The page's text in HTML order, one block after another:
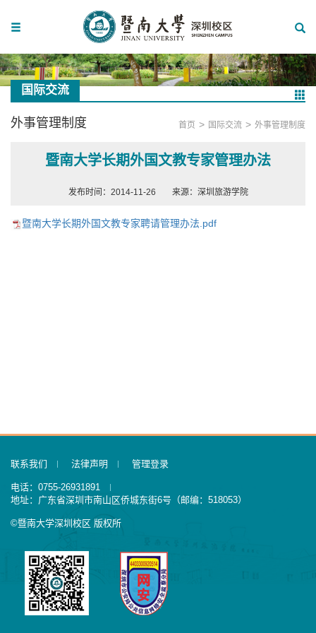
国际交流
外事管理制度 首页 > 国际交流 > 外事管理制度
暨南大学长期外国文教专家管理办法
发布时间：2014-11-26 来源：深圳旅游学院
暨南大学长期外国文教专家聘请管理办法.pdf
联系我们 法律声明 管理登录
电话：0755-26931891
地址：广东省深圳市南山区侨城东街6号（邮编：518053）
©暨南大学深圳校区 版权所